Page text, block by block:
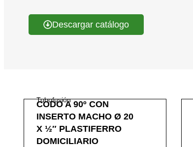
Descargar catálogo
Tubofusión
CODO A 90º CON
INSERTO MACHO Ø 20
X ½″ PLASTIFERRO
DOMICILIARIO